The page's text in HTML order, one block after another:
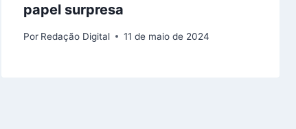
papel surpresa
Por Redação Digital 11 de maio de 2024